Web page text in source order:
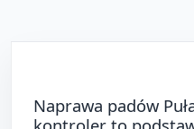
Naprawa padów